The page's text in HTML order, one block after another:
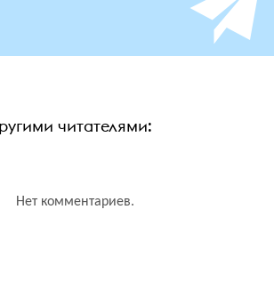
читателями:
Нет комментариев.